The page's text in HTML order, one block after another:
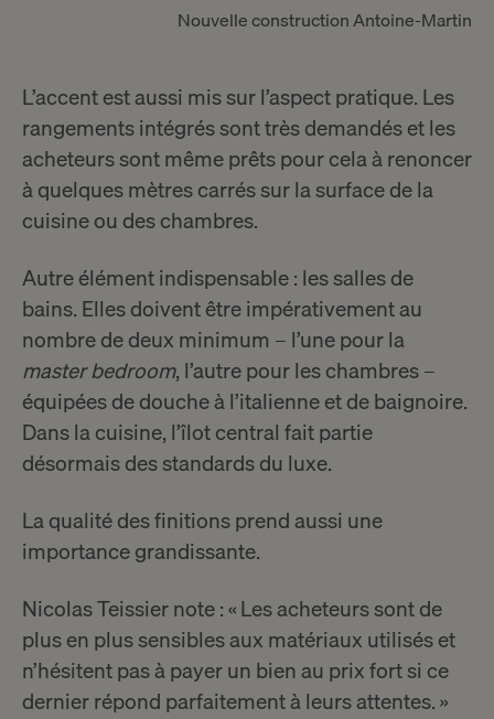
Nouvelle constructionAntoine-Martin
L’accent est aussi mis sur l’aspect pratique. Les
rangements intégrés sont très demandés et les
acheteurs sont même prêts pour cela à renoncer
à quelques mètres carrés sur la surface de la
cuisine ou des chambres.
Autre élément indispensable : les salles de
bains. Elles doivent être impérativement au
nombre de deux minimum – l’une pour la
master bedroom, l’autre pour les chambres –
équipées de douche à l’italienne et de baignoire.
Dans la cuisine, l’îlot central fait partie
désormais des standards du luxe.
La qualité des finitions prend aussi une
importance grandissante.
Nicolas Teissier note : « Les acheteurs sont de
plus en plus sensibles aux matériaux utilisés et
n’hésitent pas à payer un bien au prix fort si ce
dernier répond parfaitement à leurs attentes. »